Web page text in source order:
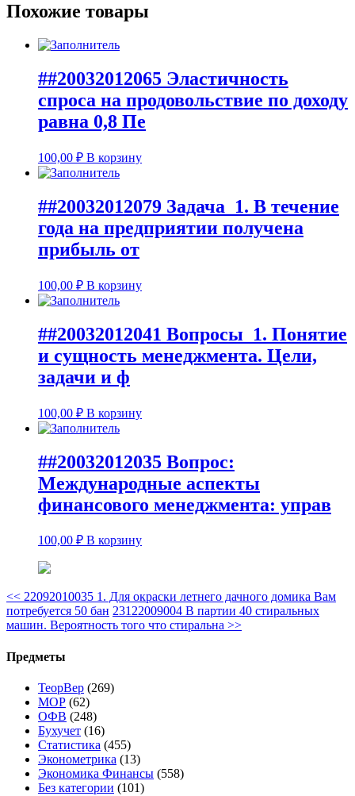
Похожие товары
##20032012065 Эластичность
спроса на продовольствие по доходу
равна 0,8 Пе
100,00 ₽ В корзину
##20032012079 Задача 1. В течение
года на предприятии получена
прибыль от
100,00 ₽ В корзину
##20032012041 Вопросы 1. Понятие
и сущность менеджмента. Цели,
задачи и ф
100,00 ₽ В корзину
##20032012035 Вопрос:
Международные аспекты
финансового менеджмента: управ
100,00 ₽ В корзину
<< 22092010035 1. Для окраски летнего дачного домика Вам
потребуется 50 бан 23122009004 В партии 40 стиральных
машин. Вероятность того что стиральна >>
Предметы
ТеорВер (269)
МОР (62)
ОФВ (248)
Бухучет (16)
Статистика (455)
Эконометрика (13)
Экономика Финансы (558)
Без категории (101)